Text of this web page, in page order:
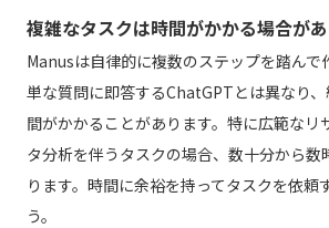
複雑なタスクは時間がかかる場合が
Manusは自律的に複数のステップを踏んで
単な質問に即答するChatGPTとは異なり
間がかかることがあります。特に広範なリ
タ分析を伴うタスクの場合、数十分から数
ります。時間に余裕を持ってタスクを依頼
う。